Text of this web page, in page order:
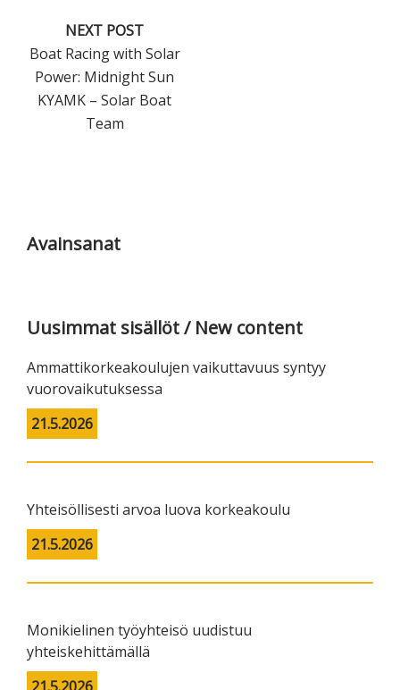
NEXT POST
Boat Racing with Solar
Power: Midnight Sun
KYAMK – Solar Boat
Team
Avainsanat
Uusimmat sisällöt / New content
Ammattikorkeakoulujen vaikuttavuus syntyy
vuorovaikutuksessa
21.5.2026
Yhteisöllisesti arvoa luova korkeakoulu
21.5.2026
Monikielinen työyhteisö uudistuu
yhteiskehittämällä
21.5.2026